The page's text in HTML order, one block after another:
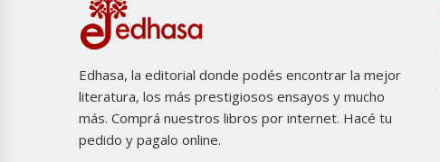
Edhasa, la editorial donde podés encontrar la mejor
literatura, los más prestigiosos ensayos y mucho
más. Comprá nuestros libros por internet. Hacé tu
pedido y pagalo online.